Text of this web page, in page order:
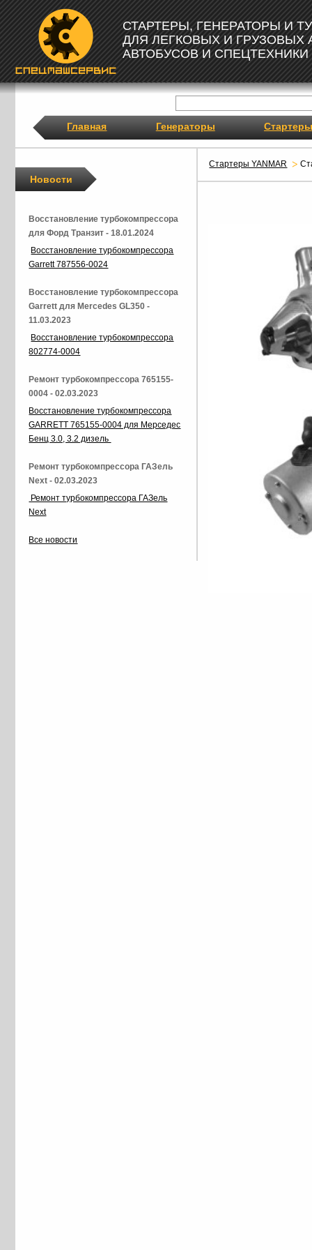
СТАРТЕРЫ, ГЕНЕРАТОРЫ И
ДЛЯ ЛЕГКОВЫХ И ГРУЗОВЫХ
АВТОБУСОВ И СПЕЦТЕХНИКИ
Главная Генераторы Стартеры
Стартеры YANMAR
Новости
Восстановление турбокомпрессора
для Форд Транзит - 18.01.2024
Восстановление турбокомпрессора
Garrett 787556-0024
Восстановление турбокомпрессора
Garrett для Mercedes GL350 -
11.03.2023
Восстановление турбокомпрессора
802774-0004
Ремонт турбокомпрессора 765155-
0004 - 02.03.2023
Восстановление турбокомпрессора
GARRETT 765155-0004 для Мерседес
Бенц 3.0, 3.2 дизель
Ремонт турбокомпрессора ГАЗель
Next - 02.03.2023
Ремонт турбокомпрессора ГАЗель
Next
Все новости